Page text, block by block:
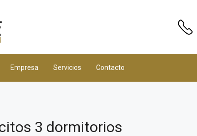
Empresa Servicios Contacto
3 dormitorios